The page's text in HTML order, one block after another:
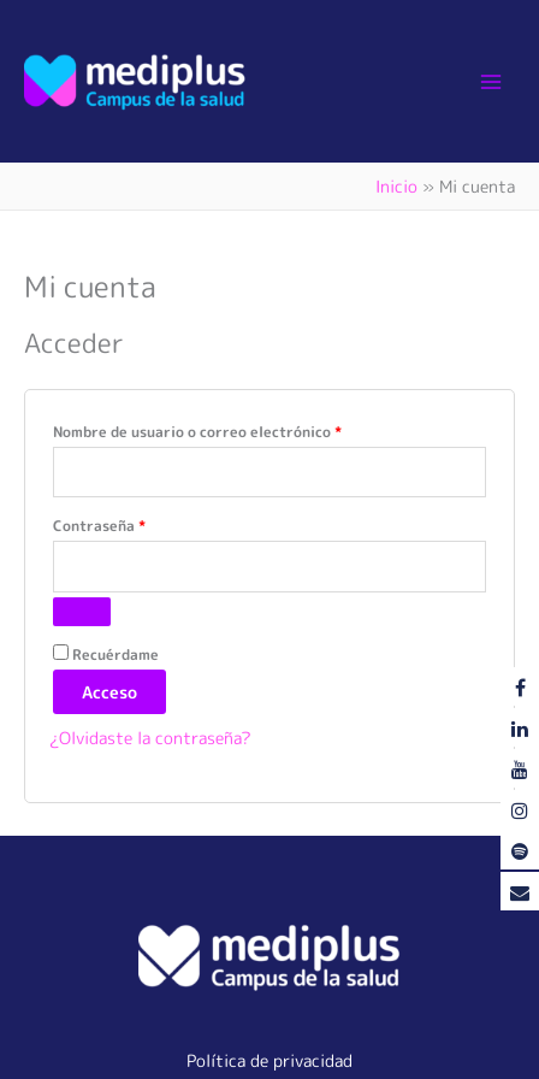
contenido
Inicio Mi cuenta
Mi cuenta
Acceder
Nombre de usuario o correo electrónico*
Contraseña *
Recuérdame
Acceso
¿Olvidaste la contraseña?
Política de privacidad